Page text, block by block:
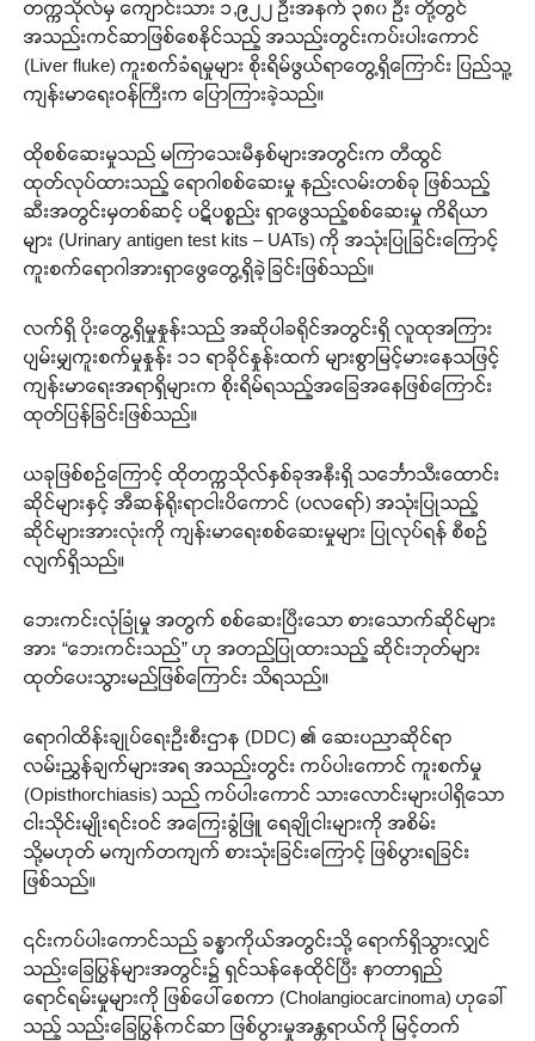
တက္ကသိုလ်မှ ကျောင်းသား ၁,၉၂၂ ဦးအနက် ၃၈၀ ဦး တို့တွင်
အသည်းကင်ဆာဖြစ်စေနိုင်သည့် အသည်းတွင်းကပ်းပါးကောင်
(Liver fluke) ကူးစက်ခံရမှုများ စိုးရိမ်ဖွယ်ရာတွေ့ရှိကြောင်း ပြည်သူ့
ကျန်းမာရေးဝန်ကြီးက ပြောကြားခဲ့သည်။
ထိုစစ်ဆေးမှုသည် မကြာသေးမီနှစ်များအတွင်းက တီထွင်
ထုတ်လုပ်ထားသည့် ရောဂါစစ်ဆေးမှု နည်းလမ်းတစ်ခု ဖြစ်သည့်
ဆီးအတွင်းမှတစ်ဆင့် ပဋိပစ္စည်း ရှာဖွေသည့်စစ်ဆေးမှု ကိရိယာ
များ (Urinary antigen test kits – UATs) ကို အသုံးပြုခြင်းကြောင့်
ကူးစက်ရောဂါအားရှာဖွေတွေ့ရှိခဲ့ခြင်းဖြစ်သည်။
လက်ရှိ ပိုးတွေ့ရှိမှုနှုန်းသည် အဆိုပါခရိုင်အတွင်းရှိ လူထုအကြား
ပျမ်းမျှကူးစက်မှုနှုန်း ၁၁ ရာခိုင်နှုန်းထက် များစွာမြင့်မားနေသဖြင့်
ကျန်းမာရေးအရာရှိများက စိုးရိမ်ရသည့်အခြေအနေဖြစ်ကြောင်း
ထုတ်ပြန်ခြင်းဖြစ်သည်။
ယခုဖြစ်စဉ်ကြောင့် ထိုတက္ကသိုလ်နှစ်ခုအနီးရှိ သင်္ဘောသီးထောင်း
ဆိုင်များနှင့် အီဆန်ရိုးရာငါးပိကောင် (ပလရော်) အသုံးပြုသည့်
ဆိုင်များအားလုံးကို ကျန်းမာရေးစစ်ဆေးမှုများ ပြုလုပ်ရန် စီစဉ်
လျက်ရှိသည်။
ဘေးကင်းလုံခြုံမှု အတွက် စစ်ဆေးပြီးသော စားသောက်ဆိုင်များ
အား “ဘေးကင်းသည်” ဟု အတည်ပြုထားသည့် ဆိုင်းဘုတ်များ
ထုတ်ပေးသွားမည်ဖြစ်ကြောင်း သိရသည်။
ရောဂါထိန်းချုပ်ရေးဦးစီးဌာန (DDC) ၏ ဆေးပညာဆိုင်ရာ
လမ်းညွှန်ချက်များအရ အသည်းတွင်း ကပ်ပါးကောင် ကူးစက်မှု
(Opisthorchiasis) သည် ကပ်ပါးကောင် သားလောင်းများပါရှိသော
ငါးသိုင်းမျိုးရင်းဝင် အကြေးခွံဖြူ ရေချိုငါးများကို အစိမ်း
သို့မဟုတ် မကျက်တကျက် စားသုံးခြင်းကြောင့် ဖြစ်ပွားရခြင်း
ဖြစ်သည်။
၎င်းကပ်ပါးကောင်သည် ခန္ဓာကိုယ်အတွင်းသို့ ရောက်ရှိသွားလျှင်
သည်းခြေပြွန်များအတွင်း၌ ရှင်သန်နေထိုင်ပြီး နာတာရှည်
ရောင်ရမ်းမှုများကို ဖြစ်ပေါ်စေကာ (Cholangiocarcinoma) ဟုခေါ်
သည့် သည်းခြေပြွန်ကင်ဆာ ဖြစ်ပွားမှုအန္တရာယ်ကို မြင့်တက်